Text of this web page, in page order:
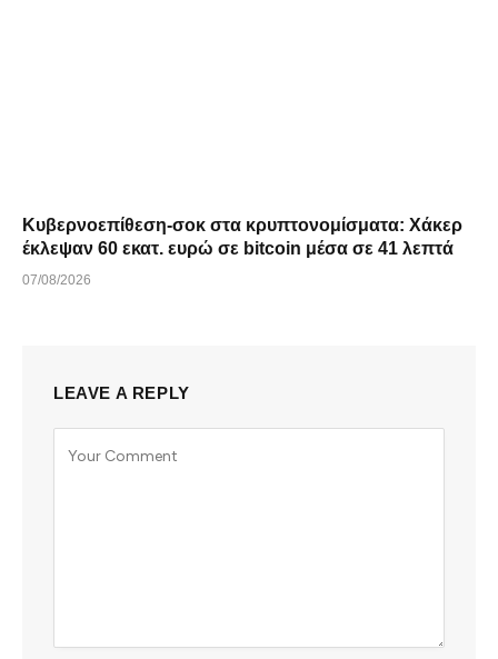
Κυβερνοεπίθεση-σοκ στα κρυπτονομίσματα: Χάκερ
έκλεψαν 60 εκατ. ευρώ σε bitcoin μέσα σε 41 λεπτά
07/08/2026
LEAVE A REPLY